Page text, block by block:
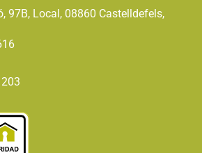
97B, Local, 08860 Castelldefels,